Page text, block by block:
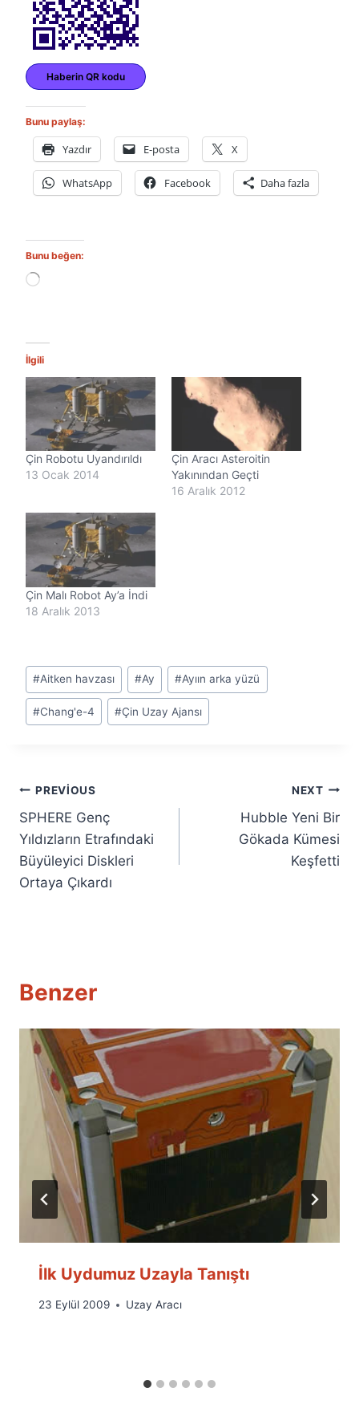
Haberin QR kodu
Bunu paylaş:
Yazdır E-posta X
WhatsApp Facebook Daha fazla
Bunu beğen:
Y
n
.
.
İlgili
Çin Robotu Uyandırıldı
13 Ocak 2014
Çin Aracı Asteroitin
Yakınından Geçti
16 Aralık 2012
Çin Malı Robot Ay’a İndi
18 Aralık 2013
Post
Tags:
#Aitken havzası #Ay #Ayıın arka yüzü
#Chang'e-4 #Çin Uzay Ajansı
Yazı
gezinmesi
PREVIOUS
SPHERE Genç
Yıldızların Etrafındaki
Büyüleyici Diskleri
Ortaya Çıkardı
NEXT
Hubble Yeni Bir
Gökada Kümesi
Keşfetti
Benzer
İlk Uydumuz Uzayla Tanıştı
By
23 Eylül 2009 Uzay Aracı